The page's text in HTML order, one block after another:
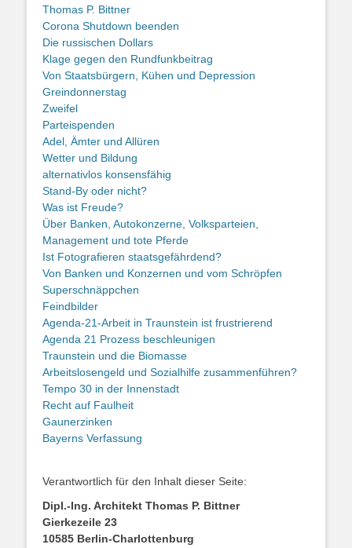
Thomas P. Bittner
Corona Shutdown beenden
Die russischen Dollars
Klage gegen den Rundfunkbeitrag
Von Staatsbürgern, Kühen und Depression
Greindonnerstag
Zweifel
Parteispenden
Adel, Ämter und Allüren
Wetter und Bildung
alternativlos konsensfähig
Stand-By oder nicht?
Was ist Freude?
Über Banken, Autokonzerne, Volksparteien,
Management und tote Pferde
Ist Fotografieren staatsgefährdend?
Von Banken und Konzernen und vom Schröpfen
Superschnäppchen
Feindbilder
Agenda-21-Arbeit in Traunstein ist frustrierend
Agenda 21 Prozess beschleunigen
Traunstein und die Biomasse
Arbeitslosengeld und Sozialhilfe zusammenführen?
Tempo 30 in der Innenstadt
Recht auf Faulheit
Gaunerzinken
Bayerns Verfassung
Verantwortlich für den Inhalt dieser Seite:
Dipl.-Ing. Architekt Thomas P. Bittner
Gierkezeile 23
10585 Berlin-Charlottenburg